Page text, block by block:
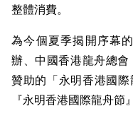
整體消費。
為今個夏季揭開序幕
辦、中國香港龍舟總
贊助的「永明香港國
『永明香港國際龍舟節